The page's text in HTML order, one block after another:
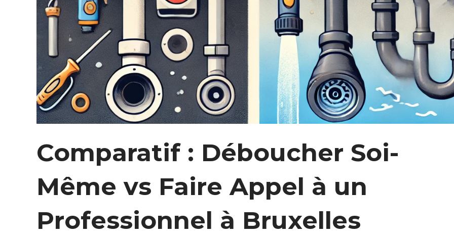
Comparatif : Déboucher Soi-
Même vs Faire Appel à un
Professionnel à Bruxelles